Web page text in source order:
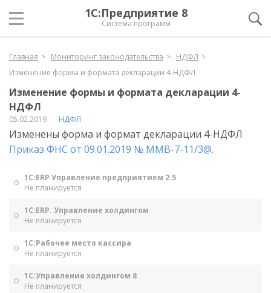
1С:Предприятие 8
Система программ
Главная Мониторинг законодательства
НДФЛ
Изменение формы и формата декларации 4-НДФЛ
Изменение формы и формата декларации 4-
НДФЛ
05.02.2019 НДФЛ
Изменены форма и формат декларации 4-НДФЛ
Приказ ФНС от 09.01.2019 № ММВ-7-11/3@.
1С:ERP Управление предприятием 2.5
Не планируется
1С:ERP. Управление холдингом
Не планируется
1С:Рабочее место кассира
Не планируется
1С:Управление холдингом 8
Не планируется